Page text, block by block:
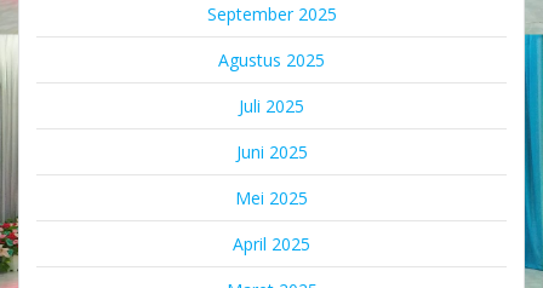
September 2025
Agustus 2025
Juli 2025
Juni 2025
Mei 2025
April 2025